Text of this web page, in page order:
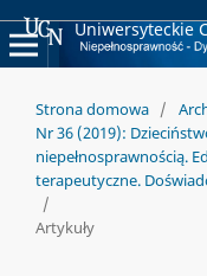
Uniwersyteckie
Strona domowa /
Nr 36 (2019):
niepełnosprawnością.
terapeutyczne.
/
Artykuły